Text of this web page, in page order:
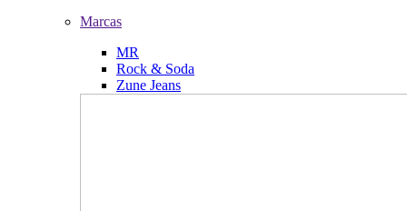
Marcas
MR
Rock & Soda
Zune Jeans